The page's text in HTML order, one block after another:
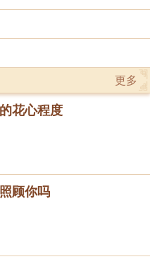
更多
花心程度
顾你吗